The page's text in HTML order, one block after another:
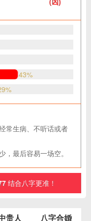
43%
常生病、不听话或者
，最后容易一场空。
结合八字更准！
贵人 八字合婚